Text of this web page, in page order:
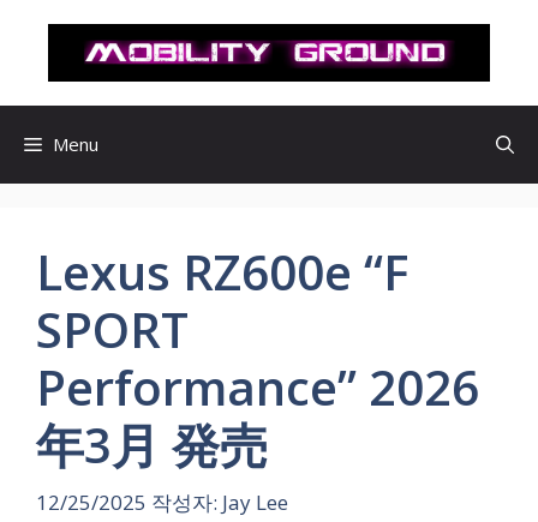
로
Menu
Lexus RZ600e “F
SPORT
Performance” 2026
年3月 発売
12/25/2025 작성자: Jay Lee